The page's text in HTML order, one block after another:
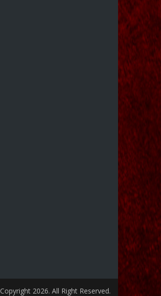
Copyright 2026. All Right Reserved.